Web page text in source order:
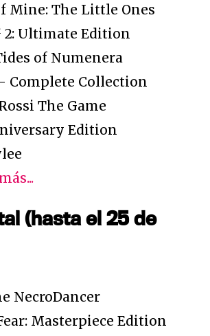
Mine: The Little Ones
Ultimate Edition
of Numenera
Complete Collection
The Game
Edition
(hasta el 25 de
NecroDancer
Masterpiece Edition